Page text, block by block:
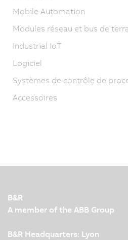
Mobile Automation
Modules réseau et bus de
Industrial IoT
Logiciel
Systèmes de contrôle de
Accessoires
B&R
A member of the ABB Group
B&R Headquarters: Lyon